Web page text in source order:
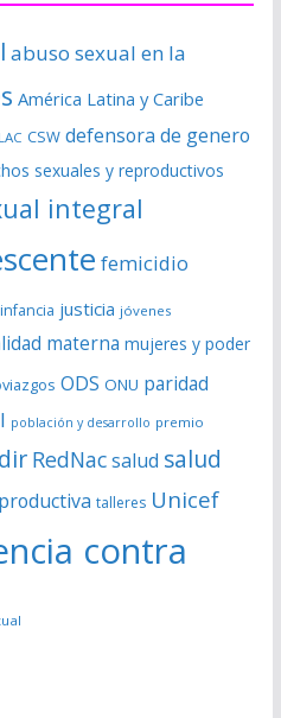
abuso sexual en la
América Latina y Caribe
CSW defensora de genero
sexuales y reproductivos
integral
femicidio
infancia justicia jóvenes
materna mujeres y poder
ODS ONU paridad
población y desarrollo premio
RedNacsalud salud
talleres Unicef
contra